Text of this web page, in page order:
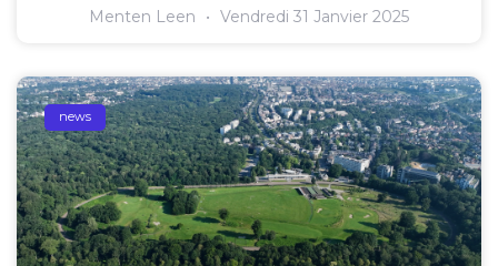
Menten Leen Vendredi 31 Janvier 2025
news